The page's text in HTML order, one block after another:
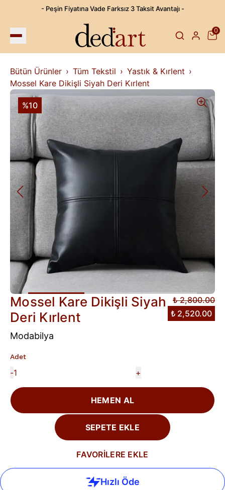
- Peşin Fiyatına Vade Farksız 3 Taksit Avantajı -
0
Bütün Ürünler Tüm Tekstil
Yastık & Kırlent
Mossel Kare Dikişli Siyah Deri Kırlent
%10
Mossel Kare Dikişli Siyah
Deri Kırlent
₺ 2,800.00
₺ 2,520.00
Modabilya
Adet
- +
HEMEN AL
SEPETE EKLE
FAVORİLERE EKLE